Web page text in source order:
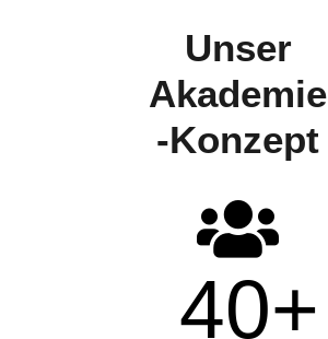
Unser
Akademie
-Konzept
40+